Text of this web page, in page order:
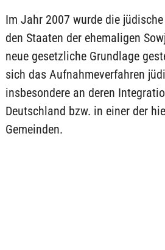
Im Jahr 2007 wurde die
den Staaten der ehemaligen
neue gesetzliche Grundlage
sich das Aufnahmeverfahren
insbesondere an deren
Deutschland bzw. in einer der
Gemeinden.